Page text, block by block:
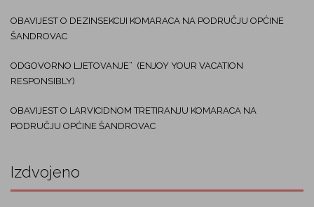
OBAVIJEST O DEZINSEKCIJI KOMARACA NA PODRUČJU OPĆINE
ŠANDROVAC
ODGOVORNO LJETOVANJE“ (ENJOY YOUR VACATION
RESPONSIBLY)
OBAVIJEST O LARVICIDNOM TRETIRANJU KOMARACA NA
PODRUČJU OPĆINE ŠANDROVAC
Izdvojeno